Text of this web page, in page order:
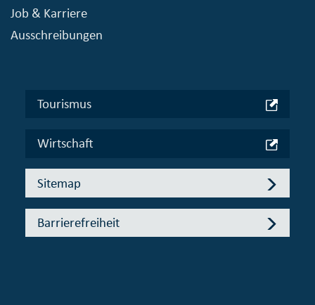
Job & Karriere
Ausschreibungen
Tourismus
Wirtschaft
Sitemap
Barrierefreiheit